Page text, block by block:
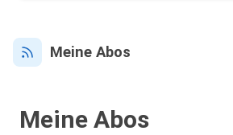
Meine Abos
Meine Abos